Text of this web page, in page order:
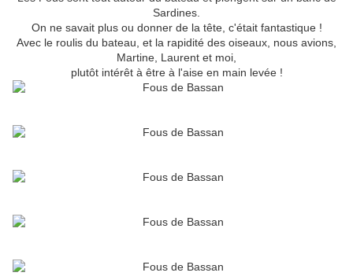
Sardines.
On ne savait plus ou donner de la tête, c'était fantastique !
Avec le roulis du bateau, et la rapidité des oiseaux, nous avions,
Martine, Laurent et moi,
plutôt intérêt à être à l'aise en main levée !